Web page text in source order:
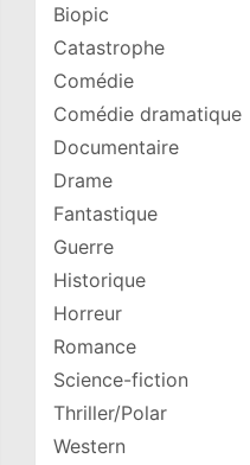
Biopic
Catastrophe
Comédie
Comédie dramatique
Documentaire
Drame
Fantastique
Guerre
Historique
Horreur
Romance
Science-fiction
Thriller/Polar
Western